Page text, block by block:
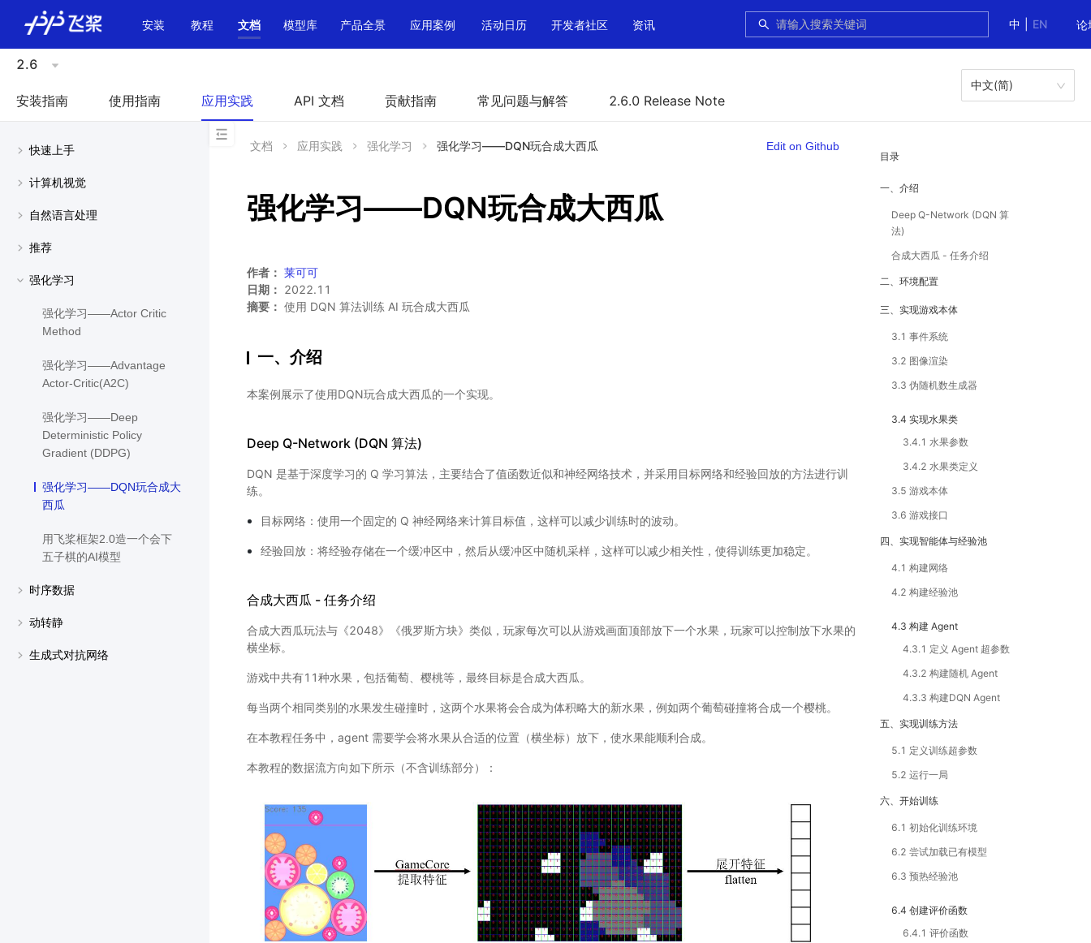
中
EN 论
安装 教程 文档 模型库 产品全景 应用案例 活动日历 开发者社区 资讯
2.6
安装指南 使用指南 应用实践 API 文档 贡献指南 常见问题与解答 2.6.0 Release Note
中文(简)
快速上手
计算机视觉
自然语言处理
推荐
强化学习
强化学习——Actor Critic
Method
强化学习——Advantage
Actor-Critic(A2C)
强化学习——Deep
Deterministic Policy
Gradient (DDPG)
强化学习——DQN玩合成大
西瓜
用飞桨框架2.0造一个会下
五子棋的AI模型
时序数据
动转静
生成式对抗网络
目录
一、介绍
Deep Q-Network (DQN 算
法)
合成大西瓜 - 任务介绍
二、环境配置
三、实现游戏本体
3.1 事件系统
3.2 图像渲染
3.3 伪随机数生成器
3.4 实现水果类
3.4.1 水果参数
3.4.2 水果类定义
3.5 游戏本体
3.6 游戏接口
四、实现智能体与经验池
4.1 构建网络
4.2 构建经验池
4.3 构建 Agent
4.3.1 定义 Agent 超参数
4.3.2 构建随机 Agent
4.3.3 构建DQN Agent
五、实现训练方法
5.1 定义训练超参数
5.2 运行一局
六、开始训练
6.1 初始化训练环境
6.2 尝试加载已有模型
6.3 预热经验池
6.4 创建评价函数
6.4.1 评价函数
文档 应用实践 强化学习 强化学习——DQN玩合成大西瓜 Edit on Github
强化学习——DQN玩合成大西瓜
作者： 莱可可
日期： 2022.11
摘要： 使用 DQN 算法训练 AI 玩合成大西瓜
一、介绍
本案例展示了使用DQN玩合成大西瓜的一个实现。
Deep Q-Network (DQN 算法)
DQN 是基于深度学习的 Q 学习算法，主要结合了值函数近似和神经网络技术，并采用目标网络和经验回放的方法进行训
练。
目标网络：使用一个固定的 Q 神经网络来计算目标值，这样可以减少训练时的波动。
经验回放：将经验存储在一个缓冲区中，然后从缓冲区中随机采样，这样可以减少相关性，使得训练更加稳定。
合成大西瓜 - 任务介绍
合成大西瓜玩法与《2048》《俄罗斯方块》类似，玩家每次可以从游戏画面顶部放下一个水果，玩家可以控制放下水果的
横坐标。
游戏中共有11种水果，包括葡萄、樱桃等，最终目标是合成大西瓜。
每当两个相同类别的水果发生碰撞时，这两个水果将会合成为体积略大的新水果，例如两个葡萄碰撞将合成一个樱桃。
在本教程任务中，agent 需要学会将水果从合适的位置（横坐标）放下，使水果能顺利合成。
本教程的数据流方向如下所示（不含训练部分）：